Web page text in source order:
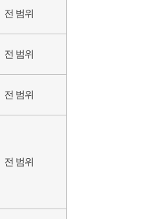
전 범위
전 범위
전 범위
전 범위